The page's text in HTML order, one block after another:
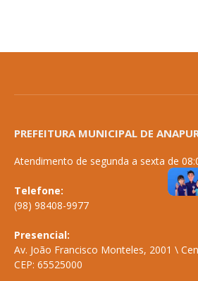
PREFEITURA MUNICIPAL DE
Atendimento de segunda a sexta de
Telefone:
(98) 98408-9977
Presencial:
Av. João Francisco Monteles, 2001 \
CEP: 65525000